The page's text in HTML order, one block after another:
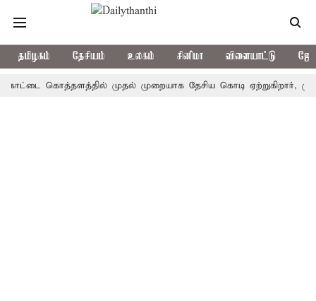
தமிழகம் தேசியம் உலகம் சினிமா விளையாட்டு
கொத்தளத்தில் முதல் முறையாக தேசிய கொடி ஏற்றுகிறார், முதல்-